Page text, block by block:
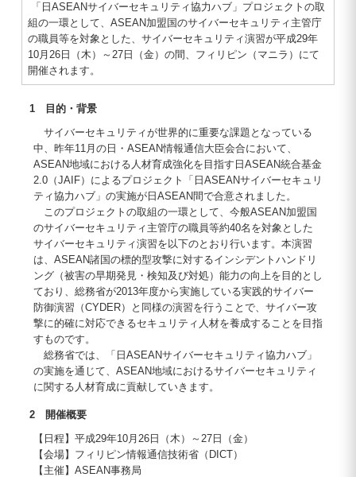
「日ASEANサイバーセキュリティ協力ハブ」プロジェクトの取
組の一環として、ASEAN加盟国のサイバーセキュリティ主管庁
の職員等を対象とした、サイバーセキュリティ演習が平成29年
10月26日（木）～27日（金）の間、フィリピン（マニラ）にて
開催されます。
1 目的・背景
サイバーセキュリティが世界的に重要な課題となっている
中、昨年11月の日・ASEAN情報通信大臣会合において、
ASEAN地域における人材育成強化を目指す日ASEAN統合基金
2.0（JAIF）によるプロジェクト「日ASEANサイバーセキュリ
ティ協力ハブ」の実施が日ASEAN間で合意されました。
このプロジェクトの取組の一環として、今般ASEAN加盟国
のサイバーセキュリティ主管庁の職員等約40名を対象とした
サイバーセキュリティ演習を以下のとおり行います。本演習
は、ASEAN諸国の標的型攻撃に対するインシデントハンドリ
ング（被害の早期発見・検知及び対処）能力の向上を目的とし
ており、総務省が2013年度から実施している実践的サイバー
防御演習（CYDER）と同様の演習を行うことで、サイバー攻
撃に的確に対応できるセキュリティ人材を養成することを目指
すものです。
総務省では、「日ASEANサイバーセキュリティ協力ハブ」
の実施を通じて、ASEAN地域におけるサイバーセキュリティ
に関する人材育成に貢献していきます。
2 開催概要
【日程】平成29年10月26日（木）～27日（金）
【会場】フィリピン情報通信技術省（DICT）
【主催】ASEAN事務局